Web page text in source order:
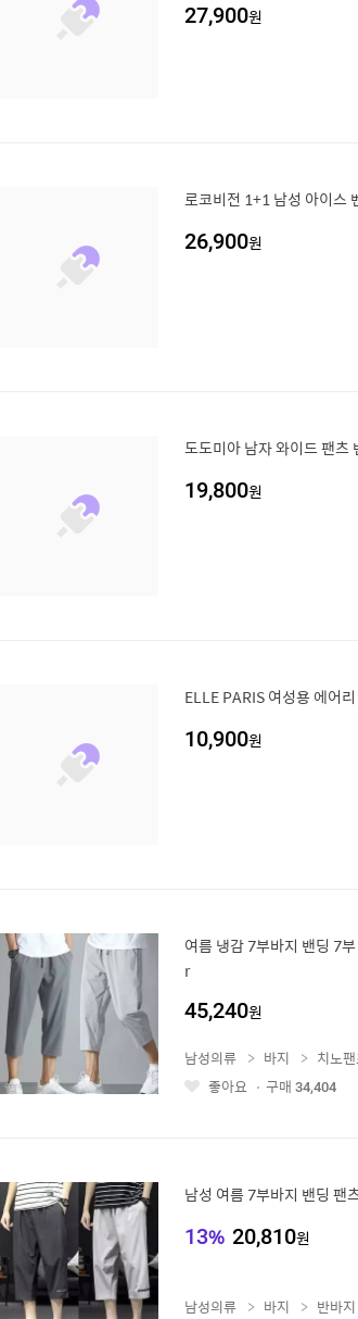
27,900원
로코비전 1+1 남성 아이스
26,900원
도도미아 남자 와이드 팬츠
19,800원
ELLE PARIS 여성용 에어
10,900원
여름 냉감 7부바지 밴딩 7
r
45,240원
좋
남성의류 바지
치노
좋아요
구매 34,404
남성 여름 7부바지 밴딩 팬
13% 20,810원
남성의류 바지
반바지